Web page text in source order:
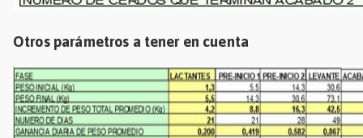
Otros parámetros a tener en cuenta